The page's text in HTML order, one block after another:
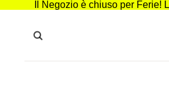
Il Negozio è chiuso per